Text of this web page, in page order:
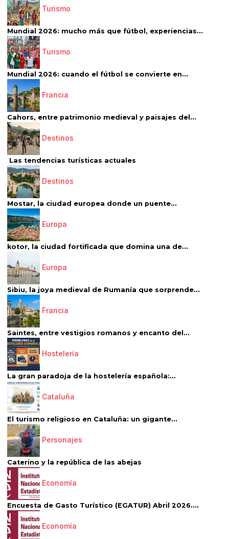
Turismo
Mundial 2026: mucho más que fútbol, experiencias...
Turismo
Mundial 2026: cuando el fútbol se convierte en...
Francia
Cahors, entre patrimonio medieval y paisajes del...
Destinos
Las tendencias turísticas actuales
Destinos
Mostar, la ciudad europea donde un puente...
Europa
kotor, la ciudad fortificada que domina una de...
Europa
Sibiu, la joya medieval de Rumanía que sorprende...
Francia
Saintes, entre vestigios romanos y encanto del...
Hostelería
La gran paradoja de la hostelería española:...
Cataluña
El turismo religioso en Cataluña: un gigante...
Personajes
Caterino y la república de las abejas
Economía
Encuesta de Gasto Turístico (EGATUR) Abril 2026....
Economía